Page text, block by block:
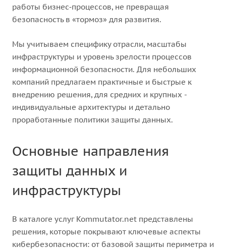
работы бизнес‑процессов, не превращая
безопасность в «тормоз» для развития.
Мы учитываем специфику отрасли, масштабы
инфраструктуры и уровень зрелости процессов
информационной безопасности. Для небольших
компаний предлагаем практичные и быстрые к
внедрению решения, для средних и крупных -
индивидуальные архитектуры и детально
проработанные политики защиты данных.
Основные направления
защиты данных и
инфраструктуры
В каталоге услуг Kommutator.net представлены
решения, которые покрывают ключевые аспекты
кибербезопасности: от базовой защиты периметра и